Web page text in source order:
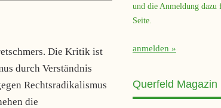
Die Kritik ist
durch Verständnis
Rechtsradikalismus
die
und die Anmeldung
Seite.
anmelden
Querfeld Magazin